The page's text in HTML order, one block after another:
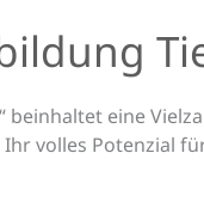
beinhaltet eine
Ihr volles Potenzial